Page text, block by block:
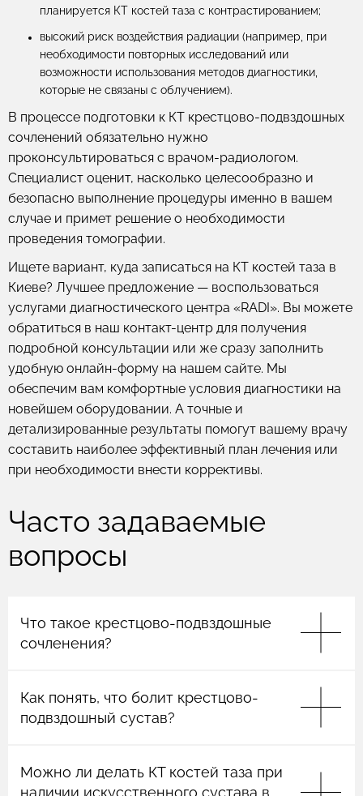
планируется КТ костей таза с контрастированием;
высокий риск воздействия радиации (например, при
необходимости повторных исследований или
возможности использования методов диагностики,
которые не связаны с облучением).
В процессе подготовки к КТ крестцово-подвздошных
сочленений обязательно нужно
проконсультироваться с врачом-радиологом.
Специалист оценит, насколько целесообразно и
безопасно выполнение процедуры именно в вашем
случае и примет решение о необходимости
проведения томографии.
Ищете вариант, куда записаться на КТ костей таза в
Киеве? Лучшее предложение — воспользоваться
услугами диагностического центра «RADI». Вы можете
обратиться в наш контакт-центр для получения
подробной консультации или же сразу заполнить
удобную онлайн-форму на нашем сайте. Мы
обеспечим вам комфортные условия диагностики на
новейшем оборудовании. А точные и
детализированные результаты помогут вашему врачу
составить наиболее эффективный план лечения или
при необходимости внести коррективы.
Часто задаваемые
вопросы
Что такое крестцово-подвздошные
сочленения?
представляют собой парные суставы,
соединяющие крестец (нижнюю часть
позвоночника) с подвздошными костями таза. Они
также обеспечивают стабильность
тазобедренного сустава.
Как понять, что болит крестцово-
подвздошный сустав?
крестцово-подвздошного сустава часто
ощущается в нижней части спины, ягодицах или
Можно ли делать КТ костей таза при
наличии искусственного сустава в